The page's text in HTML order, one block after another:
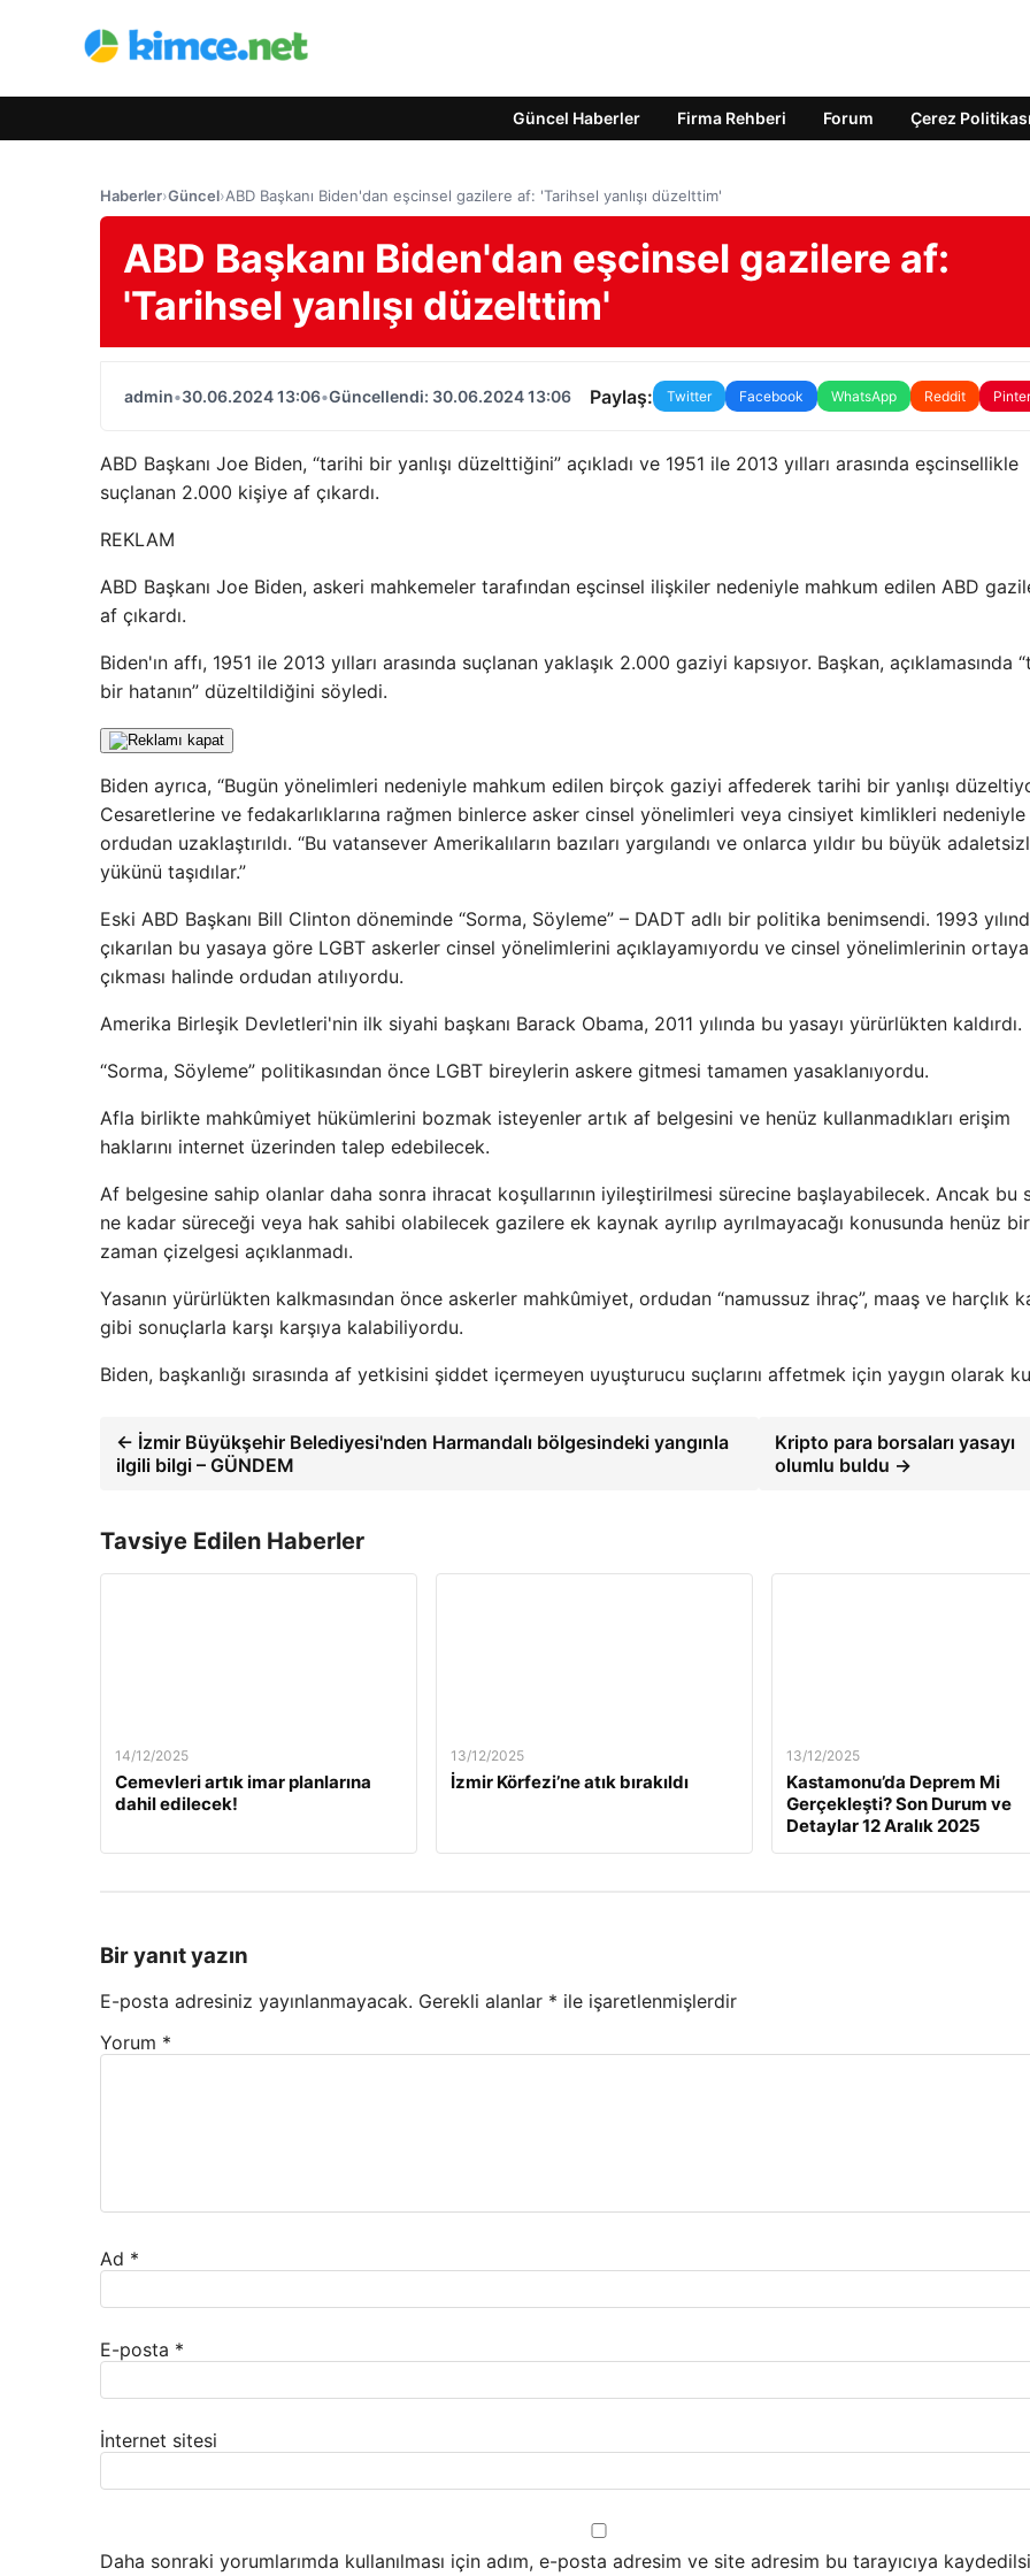
Güncel Haberler Firma Rehberi Forum Çerez Politikası
Haberler›Güncel›ABD Başkanı Biden'dan eşcinsel gazilere af: 'Tarihsel yanlışı düzelttim'
ABD Başkanı Biden'dan eşcinsel gazilere af:
'Tarihsel yanlışı düzelttim'
admin•30.06.2024 13:06•Güncellendi: 30.06.2024 13:06 Paylaş: Twitter Facebook WhatsApp Reddit
ABD Başkanı Joe Biden, “tarihi bir yanlışı düzelttiğini” açıkladı ve 1951 ile 2013 yılları arasında eşcinsellikle
suçlanan 2.000 kişiye af çıkardı.
REKLAM
ABD Başkanı Joe Biden, askeri mahkemeler tarafından eşcinsel ilişkiler nedeniyle mahkum edilen ABD
af çıkardı.
Biden'ın affı, 1951 ile 2013 yılları arasında suçlanan yaklaşık 2.000 gaziyi kapsıyor. Başkan, açıklamasında
bir hatanın” düzeltildiğini söyledi.
Biden ayrıca, “Bugün yönelimleri nedeniyle mahkum edilen birçok gaziyi affederek tarihi bir yanlışı
Cesaretlerine ve fedakarlıklarına rağmen binlerce asker cinsel yönelimleri veya cinsiyet kimlikleri
ordudan uzaklaştırıldı. “Bu vatansever Amerikalıların bazıları yargılandı ve onlarca yıldır bu büyük
yükünü taşıdılar.”
Eski ABD Başkanı Bill Clinton döneminde “Sorma, Söyleme” – DADT adlı bir politika benimsendi. 1993
çıkarılan bu yasaya göre LGBT askerler cinsel yönelimlerini açıklayamıyordu ve cinsel yönelimlerinin ortaya
çıkması halinde ordudan atılıyordu.
Amerika Birleşik Devletleri'nin ilk siyahi başkanı Barack Obama, 2011 yılında bu yasayı yürürlükten kaldırdı.
“Sorma, Söyleme” politikasından önce LGBT bireylerin askere gitmesi tamamen yasaklanıyordu.
Afla birlikte mahkûmiyet hükümlerini bozmak isteyenler artık af belgesini ve henüz kullanmadıkları erişim
haklarını internet üzerinden talep edebilecek.
Af belgesine sahip olanlar daha sonra ihracat koşullarının iyileştirilmesi sürecine başlayabilecek. Ancak bu
ne kadar süreceği veya hak sahibi olabilecek gazilere ek kaynak ayrılıp ayrılmayacağı konusunda henüz bir
zaman çizelgesi açıklanmadı.
Yasanın yürürlükten kalkmasından önce askerler mahkûmiyet, ordudan “namussuz ihraç”, maaş ve harçlık
gibi sonuçlarla karşı karşıya kalabiliyordu.
Biden, başkanlığı sırasında af yetkisini şiddet içermeyen uyuşturucu suçlarını affetmek için yaygın olarak
← İzmir Büyükşehir Belediyesi'nden Harmandalı bölgesindeki yangınla
ilgili bilgi – GÜNDEM
Kripto para borsaları yasayı
olumlu buldu →
Tavsiye Edilen Haberler
14/12/2025
Cemevleri artık imar planlarına
dahil edilecek!
13/12/2025
İzmir Körfezi’ne atık bırakıldı
13/12/2025
Kastamonu’da Deprem Mi
Gerçekleşti? Son Durum ve
Detaylar 12 Aralık 2025
Bir yanıt yazın
E-posta adresiniz yayınlanmayacak. Gerekli alanlar * ile işaretlenmişlerdir
Yorum *
Ad *
E-posta *
İnternet sitesi
Daha sonraki yorumlarımda kullanılması için adım, e-posta adresim ve site adresim bu tarayıcıya